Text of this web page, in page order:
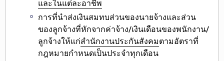
และในแต่ละอาชีพ
การที่นำส่งเงินสมทบส่วนของนายจ้างและส่วน
ของลูกจ้างที่หักจากค่าจ้าง/เงินเดือนของพนักงาน/
ลูกจ้างให้แก่สำนักงานประกันสังคมตามอัตราที่
กฎหมายกำหนดเป็นประจำทุกเดือน